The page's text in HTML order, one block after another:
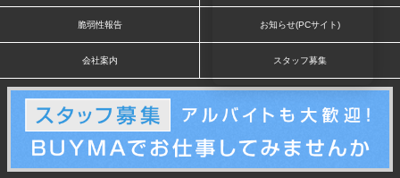
脆弱性報告 お知らせ(PCサイト)
会社案内 スタッフ募集